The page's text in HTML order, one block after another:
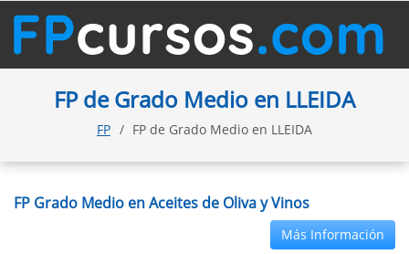
FP de Grado Medio en LLEIDA
FP FP de Grado Medio en LLEIDA
FP Grado Medio en Aceites de Oliva y Vinos
Más Información